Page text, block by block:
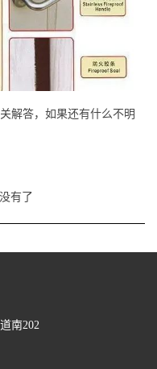
答，如果还有什么不明
没有了
南202